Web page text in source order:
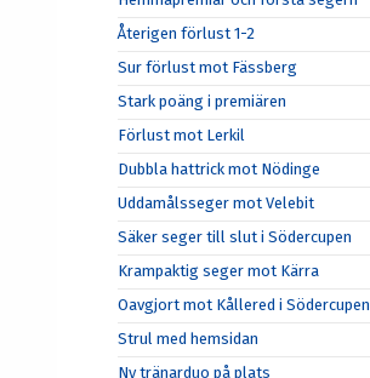
Återigen förlust 1-2
Sur förlust mot Fässberg
Stark poäng i premiären
Förlust mot Lerkil
Dubbla hattrick mot Nödinge
Uddamålsseger mot Velebit
Säker seger till slut i Södercupen
Krampaktig seger mot Kärra
Oavgjort mot Kållered i Södercupen
Strul med hemsidan
Ny tränarduo på plats